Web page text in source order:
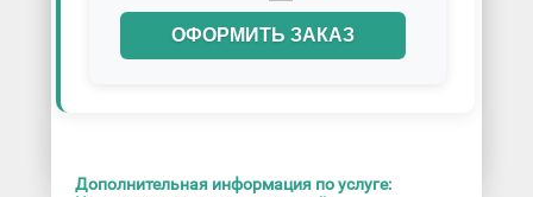
ОФОРМИТЬ ЗАКАЗ
Дополнительная информация по услуге: